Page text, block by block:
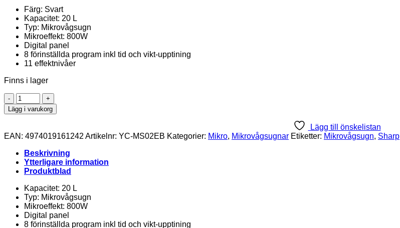
Färg: Svart
Kapacitet: 20 L
Typ: Mikrovågsugn
Mikroeffekt: 800W
Digital panel
8 förinställda program inkl tid och vikt-upptining
11 effektnivåer
Finns i lager
SHARP
YC-
MS02EB
Svart
Lägg i varukorg
Lägg till önskelistan
EAN: 4974019161242 Artikelnr: YC-MS02EB Kategorier: Mikro, Mikrovågsugnar Etiketter: Mikrovågsugn, Sharp
Beskrivning
Ytterligare information
Produktblad
Kapacitet: 20 L
Typ: Mikrovågsugn
Mikroeffekt: 800W
Digital panel
8 förinställda program inkl tid och vikt-upptining